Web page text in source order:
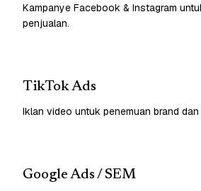
Kampanye Facebook & Instagram
penjualan.
TikTok Ads
Iklan video untuk penemuan brand
Google Ads / SEM